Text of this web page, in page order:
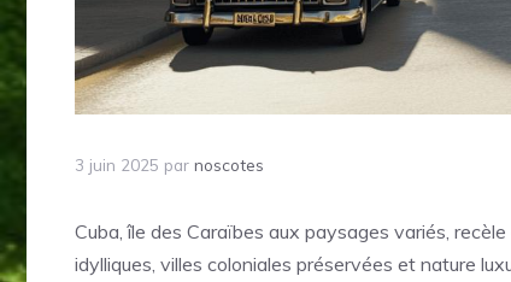
3 juin 2025 par noscotes
Cuba, île des Caraïbes aux paysages variés,
idylliques, villes coloniales préservées et nature